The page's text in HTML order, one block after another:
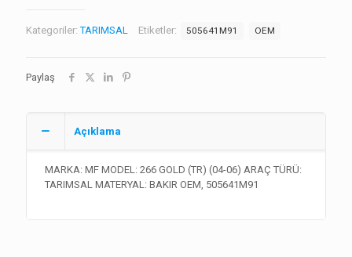
Kategoriler:TARIMSAL Etiketler: 505641M91 OEM
Paylaş
Açıklama
MARKA: MF MODEL: 266 GOLD (TR) (04-06) ARAÇ TÜRÜ:
TARIMSAL MATERYAL: BAKIR OEM, 505641M91